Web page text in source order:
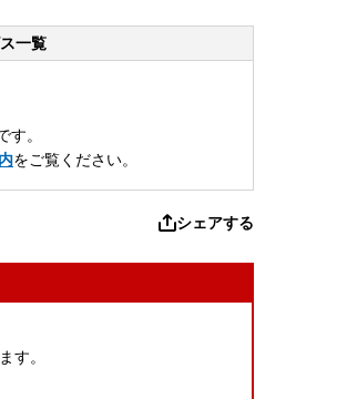
一覧
。
をご覧ください。
シェアする
す。